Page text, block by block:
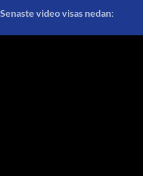
Senaste video visas nedan: